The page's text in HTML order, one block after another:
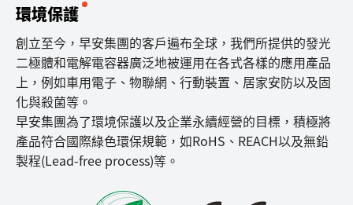
環境保護
創立至今，早安集團的客戶遍布全球，我們所提供的發光
二極體和電解電容器廣泛地被運用在各式各樣的應用產品
上，例如車用電子、物聯網、行動裝置、居家安防以及固
化與殺菌等。
早安集團為了環境保護以及企業永續經營的目標，積極將
產品符合國際綠色環保規範，如RoHS、REACH以及無鉛
製程(Lead-free process)等。